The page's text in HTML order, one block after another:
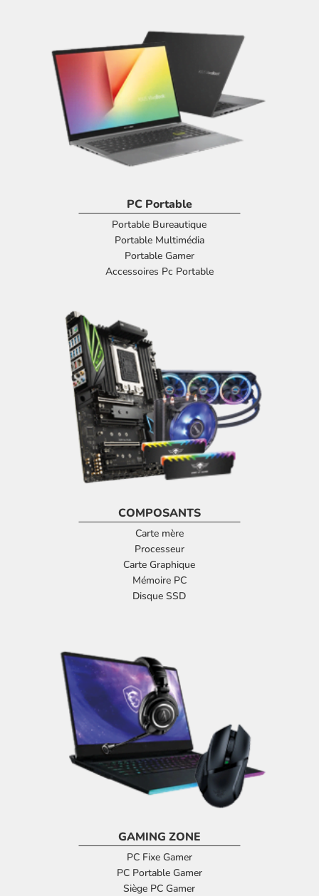
PC Portable
Portable Bureautique
Portable Multimédia
Portable Gamer
Accessoires Pc Portable
COMPOSANTS
Carte mère
Processeur
Carte Graphique
Mémoire PC
Disque SSD
GAMING ZONE
PC Fixe Gamer
PC Portable Gamer
Siège PC Gamer